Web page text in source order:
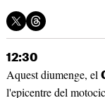
12:30
Aquest diumenge, el
l'epicentre del